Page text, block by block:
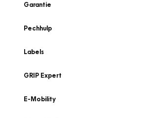
Garantie
Pechhulp
Labels
GRIP Expert
E-Mobility